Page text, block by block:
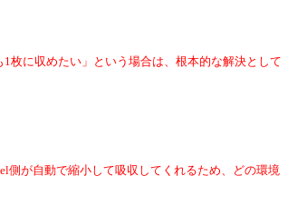
枚に収めたい」という場合は、根本的な解決として
側が自動で縮小して吸収してくれるため、どの環境